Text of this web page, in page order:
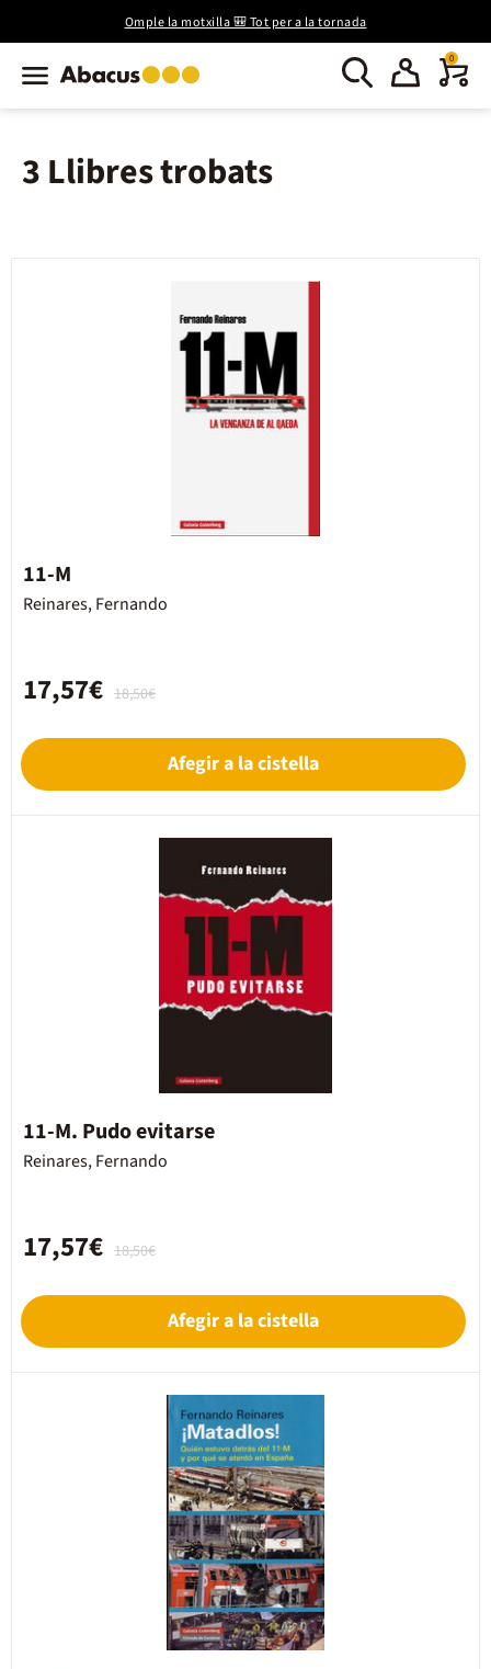
Omple la motxilla 🎒 Tot per a la tornada
0
3 Llibres trobats
11-M
Reinares, Fernando
18,50€
17,57€
Afegir a la cistella
11-M. Pudo evitarse
Reinares, Fernando
18,50€
17,57€
Afegir a la cistella